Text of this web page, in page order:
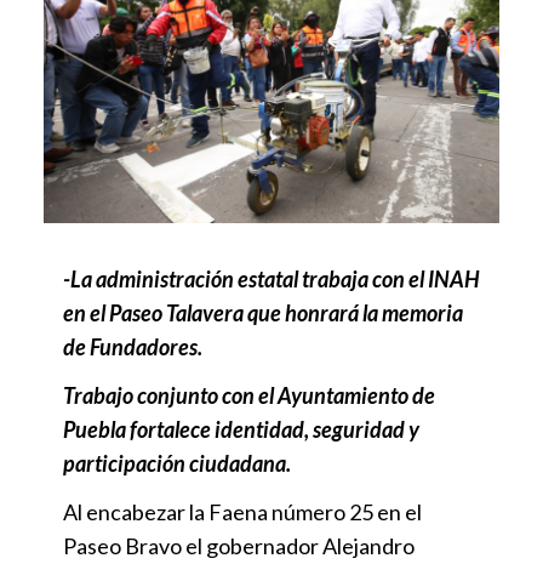
-La administración estatal trabaja con el INAH
en el Paseo Talavera que honrará la memoria
de Fundadores.
Trabajo conjunto con el Ayuntamiento de
Puebla fortalece identidad, seguridad y
participación ciudadana.
Al encabezar la Faena número 25 en el
Paseo Bravo el gobernador Alejandro